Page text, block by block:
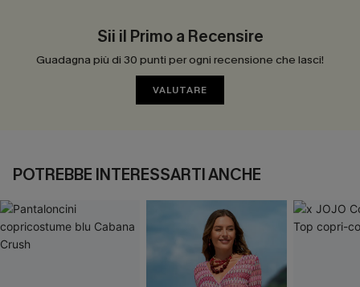
Sii il Primo a Recensire
Guadagna più di 30 punti per ogni recensione che lasci!
VALUTARE
POTREBBE INTERESSARTI ANCHE